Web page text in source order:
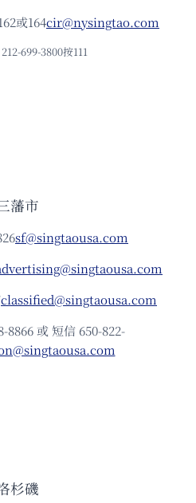
或164cir@nysingtao.com
212-699-3800按111
藩市
sf@singtaousa.com
classified@singtaousa.com
8866 或 短信 650-822-
杉磯